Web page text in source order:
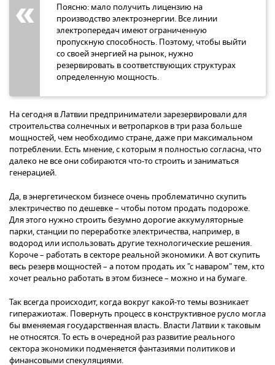
Поясню: мало получить лицензию на
производство электроэнергии. Все линии
электропередач имеют ограниченную
пропускную способность. Поэтому, чтобы выйти
со своей энергией на рынок, нужно
резервировать в соответствующих структурах
определенную мощность.
На сегодня в Латвии предприниматели зарезервировали для
строительства солнечных и ветропарков в три раза больше
мощностей, чем необходимо стране, даже при максимальном
потреблении. Есть мнение, с которым я полностью согласна, что
далеко не все они собираются что-то строить и заниматься
генерацией.
Да, в энергетическом бизнесе очень проблематично скупить
электричество по дешевке – чтобы потом продать подороже.
Для этого нужно строить безумно дорогие аккумуляторные
парки, станции по переработке электричества, например, в
водород или использовать другие технологические решения.
Короче – работать в секторе реальной экономики. А вот скупить
весь резерв мощностей – а потом продать их "с наваром" тем, кто
хочет реально работать в этом бизнесе – можно и на бумаге.
Так всегда происходит, когда вокруг какой-то темы возникает
гиперажиотаж. Повернуть процесс в конструктивное русло могла
бы вменяемая государственная власть. Власти Латвии к таковым
не относятся. То есть в очередной раз развитие реального
сектора экономики подменяется фантазиями политиков и
финансовыми спекуляциями.